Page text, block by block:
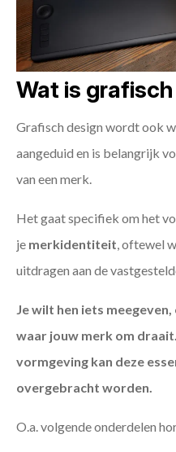
Wat is
Grafisch design wordt ook
aangeduid en is belangrijk
van een merk.
Het gaat specifiek om het
je merkidentiteit , oftewel
uitdragen aan de
Je wilt hen iets
waar jouw merk om
vormgeving kan deze
overgebracht worden.
O.a. volgende onderdelen